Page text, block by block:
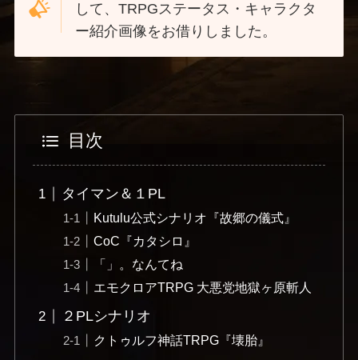
して、TRPGステータス・キャラクタ
ー紹介画像をお借りしました。
目次
タイマン＆１PL
Kutulu公式シナリオ『故郷の儀式』
CoC『カタシロ』
「」。なんてね
エモクロアTRPG 大悪党地獄ヶ原斬人
２PLシナリオ
クトゥルフ神話TRPG『壊胎』